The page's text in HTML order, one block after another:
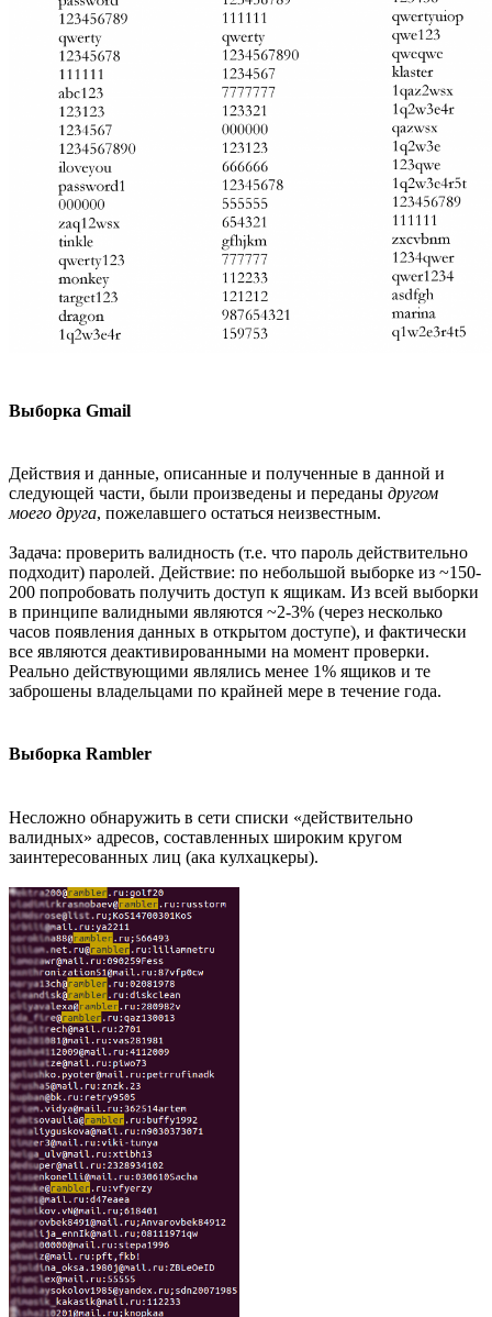
Выборка Gmail
Действия и данные, описанные и полученные в данной и
следующей части, были произведены и переданы другом
моего друга, пожелавшего остаться неизвестным.
Задача: проверить валидность (т.е. что пароль действительно
подходит) паролей. Действие: по небольшой выборке из ~150-
200 попробовать получить доступ к ящикам. Из всей выборки
в принципе валидными являются ~2-3% (через несколько
часов появления данных в открытом доступе), и фактически
все являются деактивированными на момент проверки.
Реально действующими являлись менее 1% ящиков и те
заброшены владельцами по крайней мере в течение года.
Выборка Rambler
Несложно обнаружить в сети списки «действительно
валидных» адресов, составленных широким кругом
заинтересованных лиц (ака кулхацкеры).